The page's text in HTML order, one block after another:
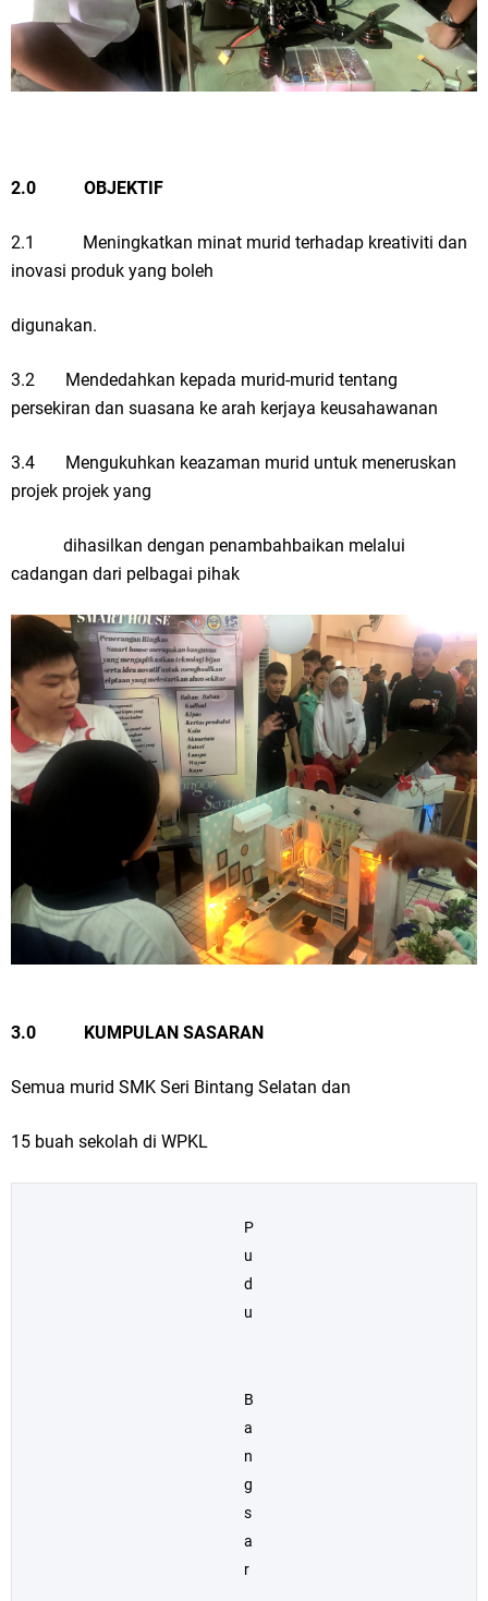
2.0 OBJEKTIF
2.1
Meningkatkan minat murid terhadap kreativiti dan
inovasi produk yang boleh
digunakan.
3.2
Mendedahkan kepada murid-murid tentang
persekiran dan suasana ke arah kerjaya keusahawanan
3.4
Mengukuhkan keazaman murid untuk meneruskan
projek projek yang
dihasilkan dengan penambahbaikan melalui
cadangan dari pelbagai pihak
3.0 KUMPULAN SASARAN
Semua murid SMK Seri Bintang Selatan dan
15 buah sekolah di WPKL
P
u
d
u
B
a
n
g
s
a
r